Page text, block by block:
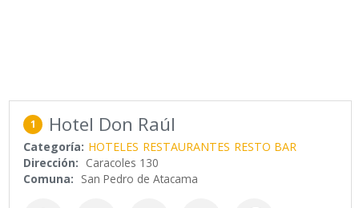
1 Hotel Don Raúl
Categoría: HOTELES RESTAURANTES RESTO BAR
Dirección: Caracoles 130
Comuna: San Pedro de Atacama